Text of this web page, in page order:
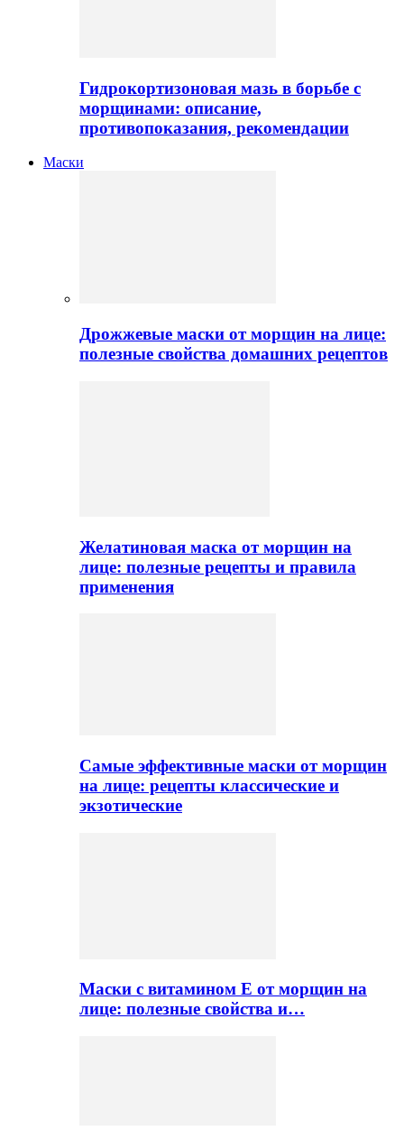
Гидрокортизоновая мазь в борьбе с
морщинами: описание,
противопоказания, рекомендации
Маски
Дрожжевые маски от морщин на лице:
полезные свойства домашних рецептов
Желатиновая маска от морщин на
лице: полезные рецепты и правила
применения
Самые эффективные маски от морщин
на лице: рецепты классические и
экзотические
Маски с витамином Е от морщин на
лице: полезные свойства и…